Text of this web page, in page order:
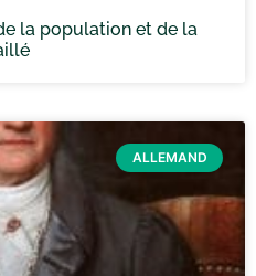
la population et de la
ALLEMAND